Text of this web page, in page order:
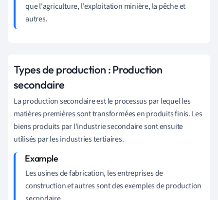
que l'agriculture, l'exploitation minière, la pêche et
autres.
Types de production : Production
secondaire
La production secondaire est le processus par lequel les
matières premières sont transformées en produits finis. Les
biens produits par l'industrie secondaire sont ensuite
utilisés par les industries tertiaires.
Les usines de fabrication, les entreprises de
construction et autres sont des exemples de production